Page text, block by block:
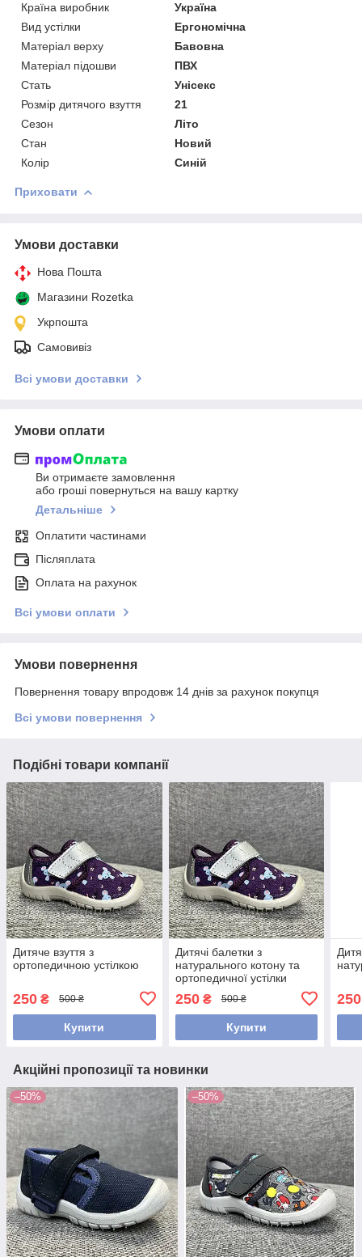
Країна виробник
Україна
Вид устілки
Ергономічна
Матеріал верху
Бавовна
Матеріал підошви
ПВХ
Стать
Унісекс
Розмір дитячого взуття
21
Сезон
Літо
Стан
Новий
Колір
Синій
Приховати
Умови доставки
Нова Пошта
Магазини Rozetka
Укрпошта
Самовивіз
Всі умови доставки
Умови оплати
Ви отримаєте замовлення
або гроші повернуться на вашу картку
Детальніше
Оплатити частинами
Післяплата
Оплата на рахунок
Всі умови оплати
Умови повернення
Повернення товару впродовж 14 днів за рахунок покупця
Всі умови повернення
Подібні товари компанії
Дитяче взуття з
ортопедичною устілкою
250 ₴ 500 ₴
Купити
Дитячі балетки з
натурального котону та
ортопедичної устілки
250₴ 500 ₴
Купити
250
Акційні пропозиції та новинки
–50% –50%